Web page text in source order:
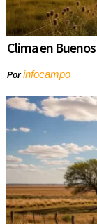
Clima en
Porinfocampo